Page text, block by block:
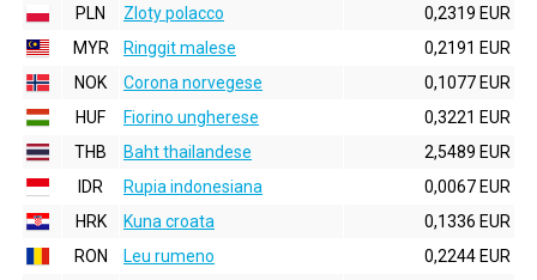
PLN
Zloty polacco
0,2319 EUR
MYR
Ringgit malese
0,2191 EUR
NOK
Corona norvegese
0,1077 EUR
HUF
Fiorino ungherese
0,3221 EUR
THB
Baht thailandese
2,5489 EUR
IDR
Rupia indonesiana
0,0067 EUR
HRK
Kuna croata
0,1336 EUR
RON
Leu rumeno
0,2244 EUR